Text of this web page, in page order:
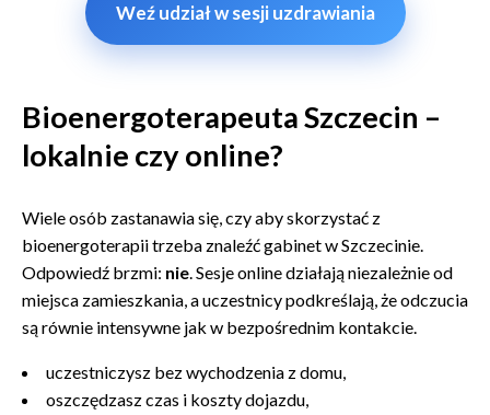
Weź udział w sesji uzdrawiania
Bioenergoterapeuta Szczecin –
lokalnie czy online?
Wiele osób zastanawia się, czy aby skorzystać z
bioenergoterapii trzeba znaleźć gabinet w Szczecinie.
Odpowiedź brzmi: nie. Sesje online działają niezależnie od
miejsca zamieszkania, a uczestnicy podkreślają, że odczucia
są równie intensywne jak w bezpośrednim kontakcie.
uczestniczysz bez wychodzenia z domu,
oszczędzasz czas i koszty dojazdu,